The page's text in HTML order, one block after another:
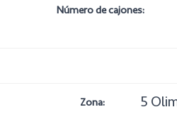
Número de cajones:
Zona: 5